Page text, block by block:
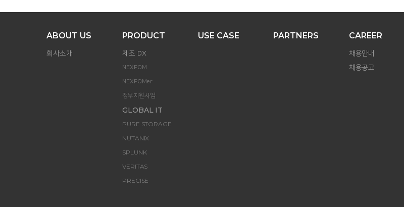
ABOUT US
회사소개
PRODUCT
제조 DX
NEXPOM
NEXPOMer
정부지원사업
GLOBAL IT
PURE STORAGE
NUTANIX
SPLUNK
VERITAS
PRECISE
USE CASE PARTNERS CAREER
채용안내
채용공고